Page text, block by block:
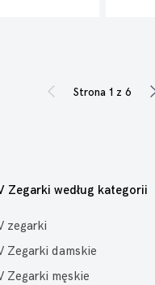
Strona 1 z 6
Zegarki według kategorii
zegarki
Zegarki damskie
Zegarki męskie